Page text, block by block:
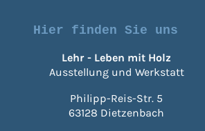
Hier finden Sie uns
Lehr - Leben mit Holz
Ausstellung und Werkstatt
Philipp-Reis-Str. 5
63128 Dietzenbach